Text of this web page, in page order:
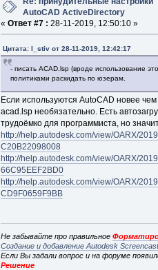
AutoCAD ActiveDirectory
« Ответ #7 : 28-11-2019, 12:50:10 »
Цитата: I_stiv от 28-11-2019, 12:42:17
- писать ACAD.lsp (вроде использование
политиками раскидать по юзерам.
Если используются AutoCAD новее
acad.lsp необязательно. Есть
трудоёмко для программиста, но
http://help.autodesk.com/view/OARX/
C20B22098008
http://help.autodesk.com/view/OARX/
66C95EEF2BD0
http://help.autodesk.com/view/OARX/
CD9F0659F9BB
Не забывайте про правильное
Создание и добавление Autodesk
Если Вы задали вопрос и на форуме
Решение